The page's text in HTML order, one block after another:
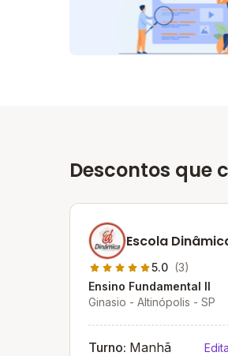
Descontos que
Escola
5.0 (3)
Ensino Fundamental II
Ginasio - Altinópolis - SP
Turno: Manhã